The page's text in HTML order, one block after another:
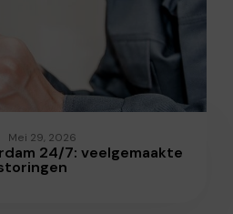
Mei 29, 2026
24/7: veelgemaakte